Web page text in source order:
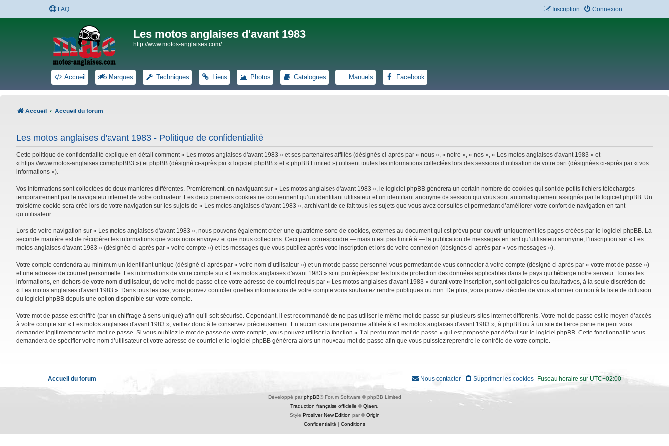
FAQ Connexion
Inscription
Les motos anglaises d'avant 1983
http://www.motos-anglaises.com/
Accueil Marques Techniques Liens Photos Catalogues Manuels Facebook
Accueil Accueil du forum
Les motos anglaises d'avant 1983 - Politique de confidentialité
Cette politique de confidentialité explique en détail comment « Les motos anglaises d'avant 1983 » et ses partenaires affiliés (désignés ci-après par « nous », « notre », « nos », « Les motos anglaises d'avant 1983 » et
« https://www.motos-anglaises.com/phpBB3 ») et phpBB (désigné ci-après par « logiciel phpBB » et « phpBB Limited ») utilisent toutes les informations collectées lors des sessions d’utilisation de votre part (désignées ci-après par « vos
informations »).
Vos informations sont collectées de deux manières différentes. Premièrement, en naviguant sur « Les motos anglaises d'avant 1983 », le logiciel phpBB génèrera un certain nombre de cookies qui sont de petits fichiers téléchargés
temporairement par le navigateur internet de votre ordinateur. Les deux premiers cookies ne contiennent qu’un identifiant utilisateur et un identifiant anonyme de session qui vous sont automatiquement assignés par le logiciel phpBB. Un
troisième cookie sera créé lors de votre navigation sur les sujets de « Les motos anglaises d'avant 1983 », archivant de ce fait tous les sujets que vous avez consultés et permettant d’améliorer votre confort de navigation en tant
qu’utilisateur.
Lors de votre navigation sur « Les motos anglaises d'avant 1983 », nous pouvons également créer une quatrième sorte de cookies, externes au document qui est prévu pour couvrir uniquement les pages créées par le logiciel phpBB. La
seconde manière est de récupérer les informations que vous nous envoyez et que nous collectons. Ceci peut correspondre — mais n’est pas limité à — la publication de messages en tant qu’utilisateur anonyme, l’inscription sur « Les
motos anglaises d'avant 1983 » (désignée ci-après par « votre compte ») et les messages que vous publiez après votre inscription et lors de votre connexion (désignés ci-après par « vos messages »).
Votre compte contiendra au minimum un identifiant unique (désigné ci-après par « votre nom d’utilisateur ») et un mot de passe personnel vous permettant de vous connecter à votre compte (désigné ci-après par « votre mot de passe »)
et une adresse de courriel personnelle. Les informations de votre compte sur « Les motos anglaises d'avant 1983 » sont protégées par les lois de protection des données applicables dans le pays qui héberge notre serveur. Toutes les
informations, en-dehors de votre nom d’utilisateur, de votre mot de passe et de votre adresse de courriel requis par « Les motos anglaises d'avant 1983 » durant votre inscription, sont obligatoires ou facultatives, à la seule discrétion de
« Les motos anglaises d'avant 1983 ». Dans tous les cas, vous pouvez contrôler quelles informations de votre compte vous souhaitez rendre publiques ou non. De plus, vous pouvez décider de vous abonner ou non à la liste de diffusion
du logiciel phpBB depuis une option disponible sur votre compte.
Votre mot de passe est chiffré (par un chiffrage à sens unique) afin qu’il soit sécurisé. Cependant, il est recommandé de ne pas utiliser le même mot de passe sur plusieurs sites internet différents. Votre mot de passe est le moyen d’accès
à votre compte sur « Les motos anglaises d'avant 1983 », veillez donc à le conservez précieusement. En aucun cas une personne affiliée à « Les motos anglaises d'avant 1983 », à phpBB ou à un site de tierce partie ne peut vous
demander légitimement votre mot de passe. Si vous oubliez le mot de passe de votre compte, vous pouvez utiliser la fonction « J’ai perdu mon mot de passe » qui est proposée par défaut sur le logiciel phpBB. Cette fonctionnalité vous
demandera de spécifier votre nom d’utilisateur et votre adresse de courriel et le logiciel phpBB générera alors un nouveau mot de passe afin que vous puissiez reprendre le contrôle de votre compte.
Accueil du forum Fuseau horaire sur UTC+02:00
Supprimer les cookies
Nous contacter
Développé par phpBB® Forum Software © phpBB Limited
Traduction française officielle ©Qiaeru
Style Prosilver New Edition par ©Origin
Confidentialité
Conditions